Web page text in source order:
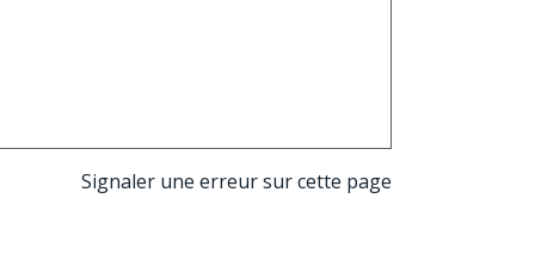
Signaler une erreur sur cette page